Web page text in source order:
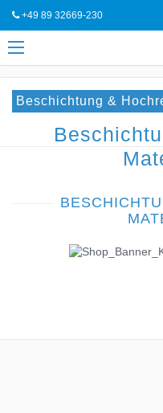
+49 89 32669-230
Beschichtung &